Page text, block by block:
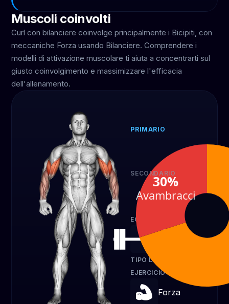
Muscoli coinvolti
Curl con bilanciere coinvolge principalmente i Bicipiti, con
meccaniche Forza usando Bilanciere. Comprendere i
modelli di attivazione muscolare ti aiuta a concentrarti sul
giusto coinvolgimento e massimizzare l'efficacia
dell'allenamento.
PRIMARIO
70%
SECONDARIO
Avambracci
30%
EQUIPO
TIPO DE
EJERCICIO
Forza
30%
Avambracci